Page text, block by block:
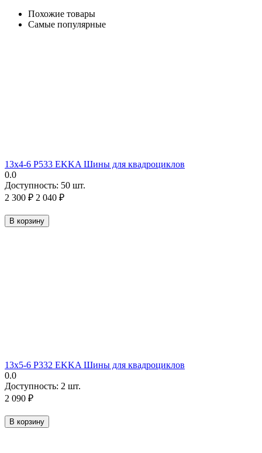
Похожие товары
Самые популярные
13х4-6 P533 EKKA Шины для квадроциклов
0.0
Доступность: 50 шт.
2 300 ₽ 2 040 ₽
В корзину
13х5-6 P332 EKKA Шины для квадроциклов
0.0
Доступность: 2 шт.
2 090 ₽
В корзину